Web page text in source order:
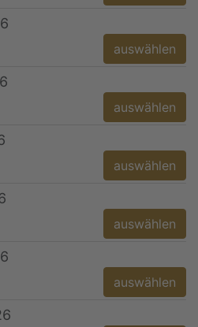
auswählen
auswählen
auswählen
auswählen
auswählen